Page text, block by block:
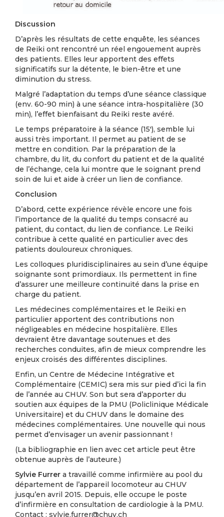
Discussion
D’après les résultats de cette enquête, les séances
de Reiki ont rencontré un réel engouement auprès
des patients. Elles leur apportent des effets
significatifs sur la détente, le bien-être et une
diminution du stress.
Malgré l’adaptation du temps d’une séance classique
(env. 60-90 min) à une séance intra-hospitalière (30
min), l’effet bienfaisant du Reiki reste avéré.
Le temps préparatoire à la séance (15′), semble lui
aussi très important. Il permet au patient de se
mettre en condition. Par la préparation de la
chambre, du lit, du confort du patient et de la qualité
de l’échange, cela lui montre que le soignant prend
soin de lui et aide à créer un lien de confiance.
Conclusion
D’abord, cette expérience révèle encore une fois
l’importance de la qualité du temps consacré au
patient, du contact, du lien de confiance. Le Reiki
contribue à cette qualité en particulier avec des
patients douloureux chroniques.
Les colloques pluridisciplinaires au sein d’une équipe
soignante sont primordiaux. Ils permettent in fine
d’assurer une meilleure continuité dans la prise en
charge du patient.
Les médecines complémentaires et le Reiki en
particulier apportent des contributions non
négligeables en médecine hospitalière. Elles
devraient être davantage soutenues et des
recherches conduites, afin de mieux comprendre les
enjeux croisés des différentes disciplines.
Enfin, un Centre de Médecine Intégrative et
Complémentaire (CEMIC) sera mis sur pied d’ici la fin
de l’année au CHUV. Son but sera d’apporter du
soutien aux équipes de la PMU (Policlinique Médicale
Universitaire) et du CHUV dans le domaine des
médecines complémentaires. Une nouvelle qui nous
permet d’envisager un avenir passionnant !
(La bibliographie en lien avec cet article peut être
obtenue auprès de l’auteure.)
Sylvie Furrer a travaillé comme infirmière au pool du
département de l’appareil locomoteur au CHUV
jusqu’en avril 2015. Depuis, elle occupe le poste
d’infirmière en consultation de cardiologie à la PMU.
Contact : sylvie.furrer@chuv.ch